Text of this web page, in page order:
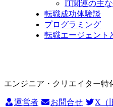
IT関連の主
転職成功体験談
プログラミング
転職エージェント
エンジニア・クリエイター特
運営者 お問合せ X（